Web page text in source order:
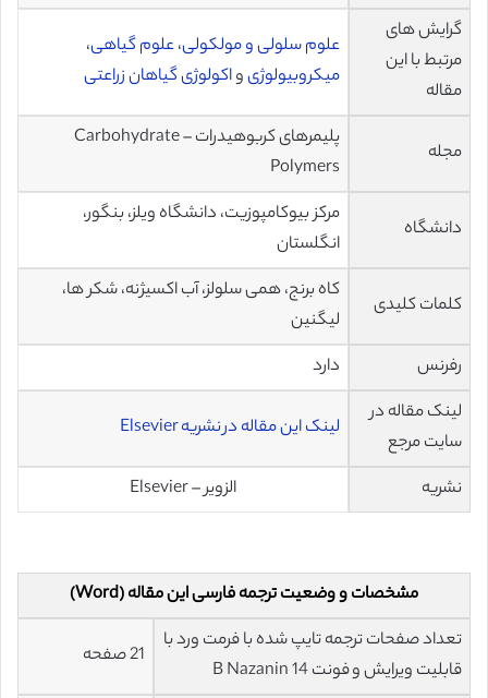
گرایش های
مرتبط با این
مقاله
علوم سلولی و مولکولی،علوم گیاهی،
میکروبیولوژیواکولوژی گیاهان زراعتی
مجله
پلیمرهای کربوهیدرات – Carbohydrate
Polymers
دانشگاه
مرکز بیوکامپوزیت، دانشگاه ویلز، بنگور،
انگلستان
کلمات کلیدی
کاه برنج، همی سلولز، آب اکسیژنه، شکر ها،
لیگنین
رفرنس
دارد
لینک مقاله در
سایت مرجع
لینک این مقاله در نشریه Elsevier
نشریه الزویر – Elsevier
مشخصات و وضعیت ترجمه فارسی این مقاله (Word)
تعداد صفحات ترجمه تایپ شده با فرمت ورد با
قابلیت ویرایش و فونت 14 B Nazanin
21 صفحه